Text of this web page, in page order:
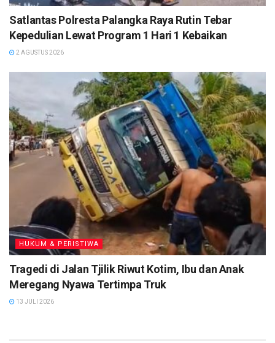
Satlantas Polresta Palangka Raya Rutin Tebar
Kepedulian Lewat Program 1 Hari 1 Kebaikan
2 AGUSTUS 2026
HUKUM & PERISTIWA
Tragedi di Jalan Tjilik Riwut Kotim, Ibu dan Anak
Meregang Nyawa Tertimpa Truk
13 JULI 2026